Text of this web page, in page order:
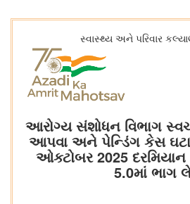
સ્વાસ્થ્ય અને પરિવાર
આરોગ્ય સંશોધન વિભાગ
આપવા અને પેન્ડિંગ કેસ
ઓક્ટોબર 2025
5.0માં ભાગ